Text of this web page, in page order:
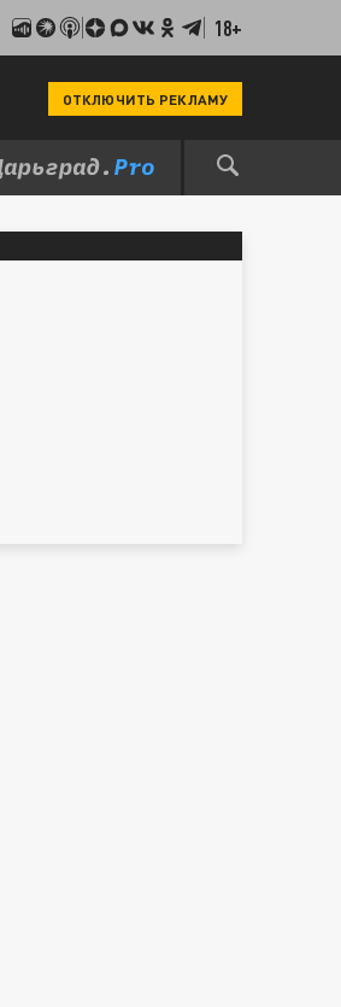
18+
ОТКЛЮЧИТЬ РЕКЛАМУ